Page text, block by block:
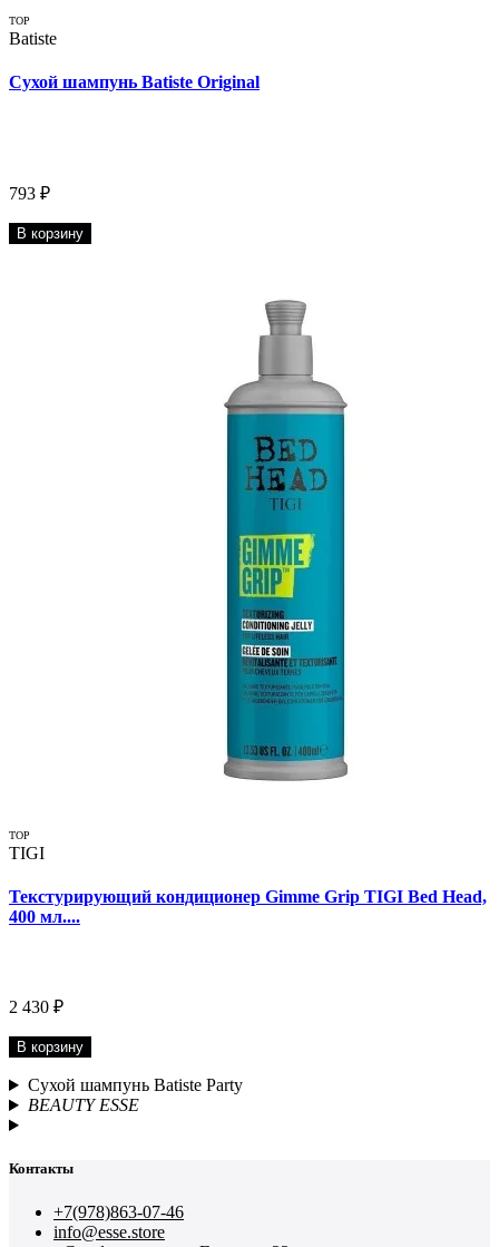
TOP
Batiste
Сухой шампунь Batiste Original
793 ₽
В корзину
TOP
TIGI
Текстурирующий кондиционер Gimme Grip TIGI Bed Head,
400 мл....
2 430 ₽
В корзину
Сухой шампунь Batiste Party
BEAUTY ESSE
Контакты
+7(978)863-07-46
info@esse.store